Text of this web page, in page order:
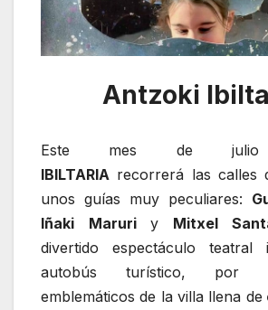
Antzoki
Este mes de
IBILTARIA recorrerá las calles
unos guías muy peculiares:
Iñaki Maruriy Mitxel
divertido espectáculo teatral
autobús turístico, por
emblemáticos de la villa llena de